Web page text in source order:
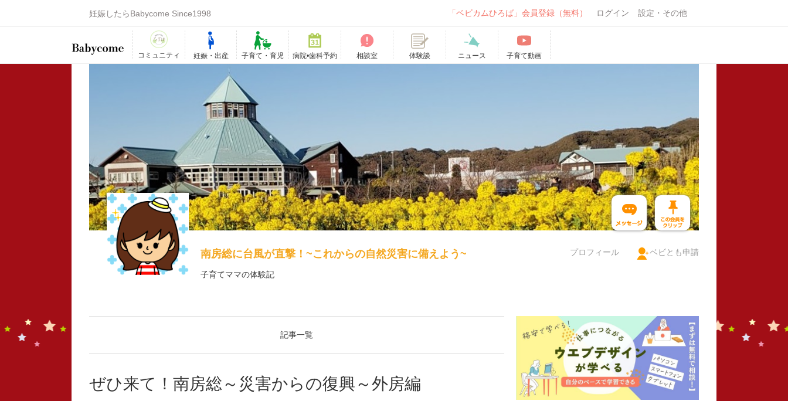
妊娠したらBabycome Since1998 「ベビカムひろば」会員登録（無料） ログイン 設定・その他
コミュニティ 妊娠・出産 子育て・育児 病院•歯科予約 相談室 体験談 ニュース 子育て動画
プロフィール ベビとも申請
南房総に台風が直撃！~これからの自然災害に備えよう~
子育てママの体験記
記事一覧
ぜひ来て！南房総～災害からの復興～外房編